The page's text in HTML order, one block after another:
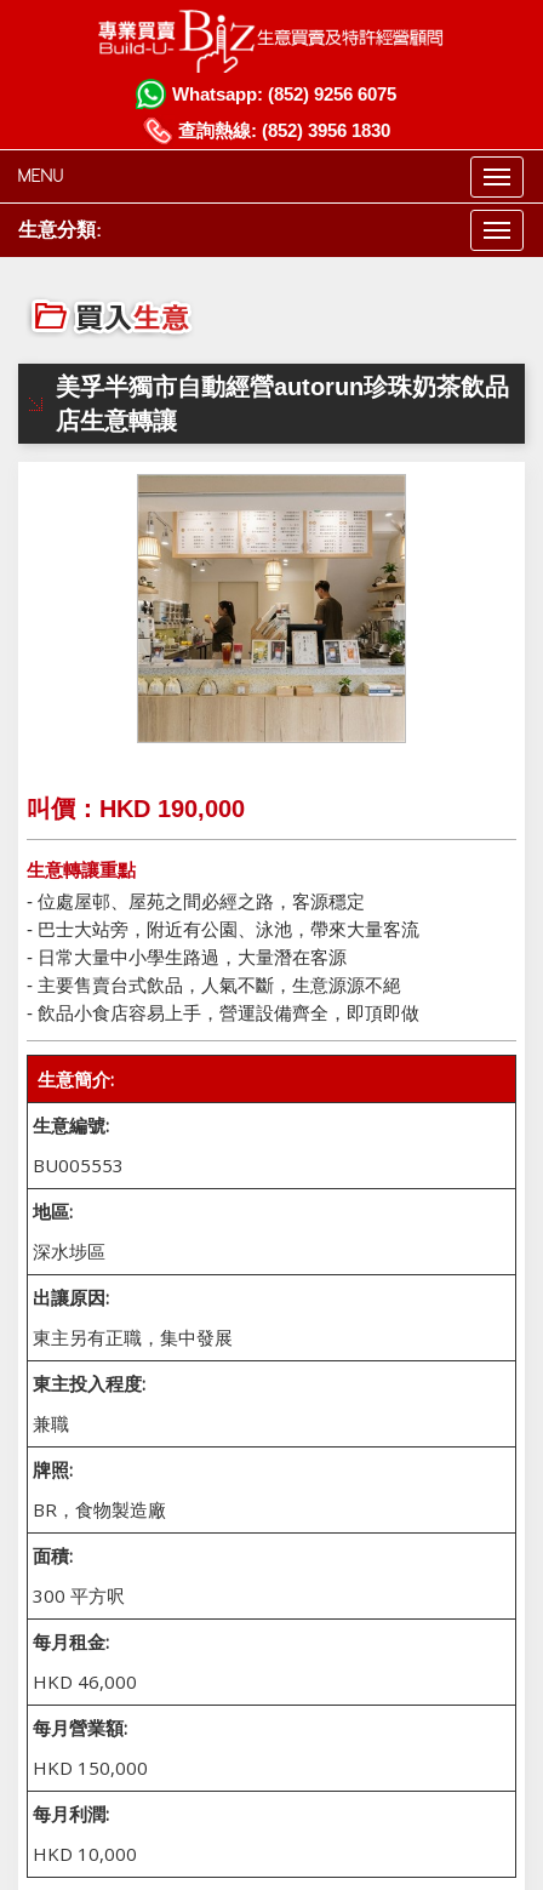
Whatsapp: (852) 9256 6075
查詢熱線: (852) 3956 1830
MENU
生意分類:
美孚半獨市自動經營autorun珍珠奶茶飲品
店生意轉讓
叫價：HKD 190,000
生意轉讓重點
- 位處屋邨、屋苑之間必經之路，客源穩定
- 巴士大站旁，附近有公園、泳池，帶來大量客流
- 日常大量中小學生路過，大量潛在客源
- 主要售賣台式飲品，人氣不斷，生意源源不絕
- 飲品小食店容易上手，營運設備齊全，即頂即做
生意簡介:
生意編號:
BU005553
地區:
深水埗區
出讓原因:
東主另有正職，集中發展
東主投入程度:
兼職
牌照:
BR，食物製造廠
面積:
300 平方呎
每月租金:
HKD 46,000
每月營業額:
HKD 150,000
每月利潤:
HKD 10,000